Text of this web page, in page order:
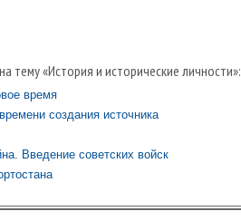
тему «История и исторические личности»:
время
создания источника
Введение советских войск